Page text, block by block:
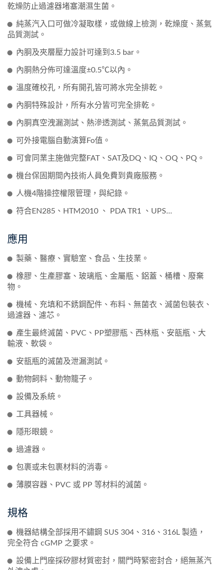
乾燥防止過濾器堵塞潮濕生菌。
純蒸汽入口可做冷凝取樣，或做線上檢測，乾燥度、蒸氣
品質測試。
內胴及夾層壓力設計可達到3.5 bar。
內胴熱分佈可達溫度±0.5℃以內。
溫度確校孔，所有開孔皆可將水完全排乾。
內胴特殊設計，所有水分皆可完全排乾。
內胴真空洩漏測試、熱滲透測試、蒸氣品質測試。
可外接電腦自動演算Fo值。
可會同業主施做完整FAT、SAT及DQ、IQ、OQ、PQ。
機台保固期間內技術人員免費到貴廠服務。
人機4階操控權限管理，與紀錄。
符合EN285、HTM2010 、 PDA TR1 、UPS…
應用
製藥、醫療、實驗室、食品、生技業。
橡膠、生產膠塞、玻璃瓶、金屬瓶、鋁蓋、桶槽、廢棄
物。
機械、充填和不銹鋼配件、布料、無菌衣、滅菌包裝衣、
過濾器、濾芯。
產生最終滅菌、PVC、PP塑膠瓶、西林瓶、安瓿瓶、大
輸液、軟袋。
安瓿瓶的滅菌及泄漏測試。
動物飼料、動物籠子。
設備及系統。
工具器械。
隱形眼鏡。
過濾器。
包裹或未包裹材料的消毒。
薄膜容器、PVC 或 PP 等材料的滅菌。
規格
機器結構全部採用不鏽鋼 SUS 304、316、316L 製造，
完全符合 cGMP 之要求。
設備上門座採矽膠材質密封，關門時緊密封合，絕無蒸汽